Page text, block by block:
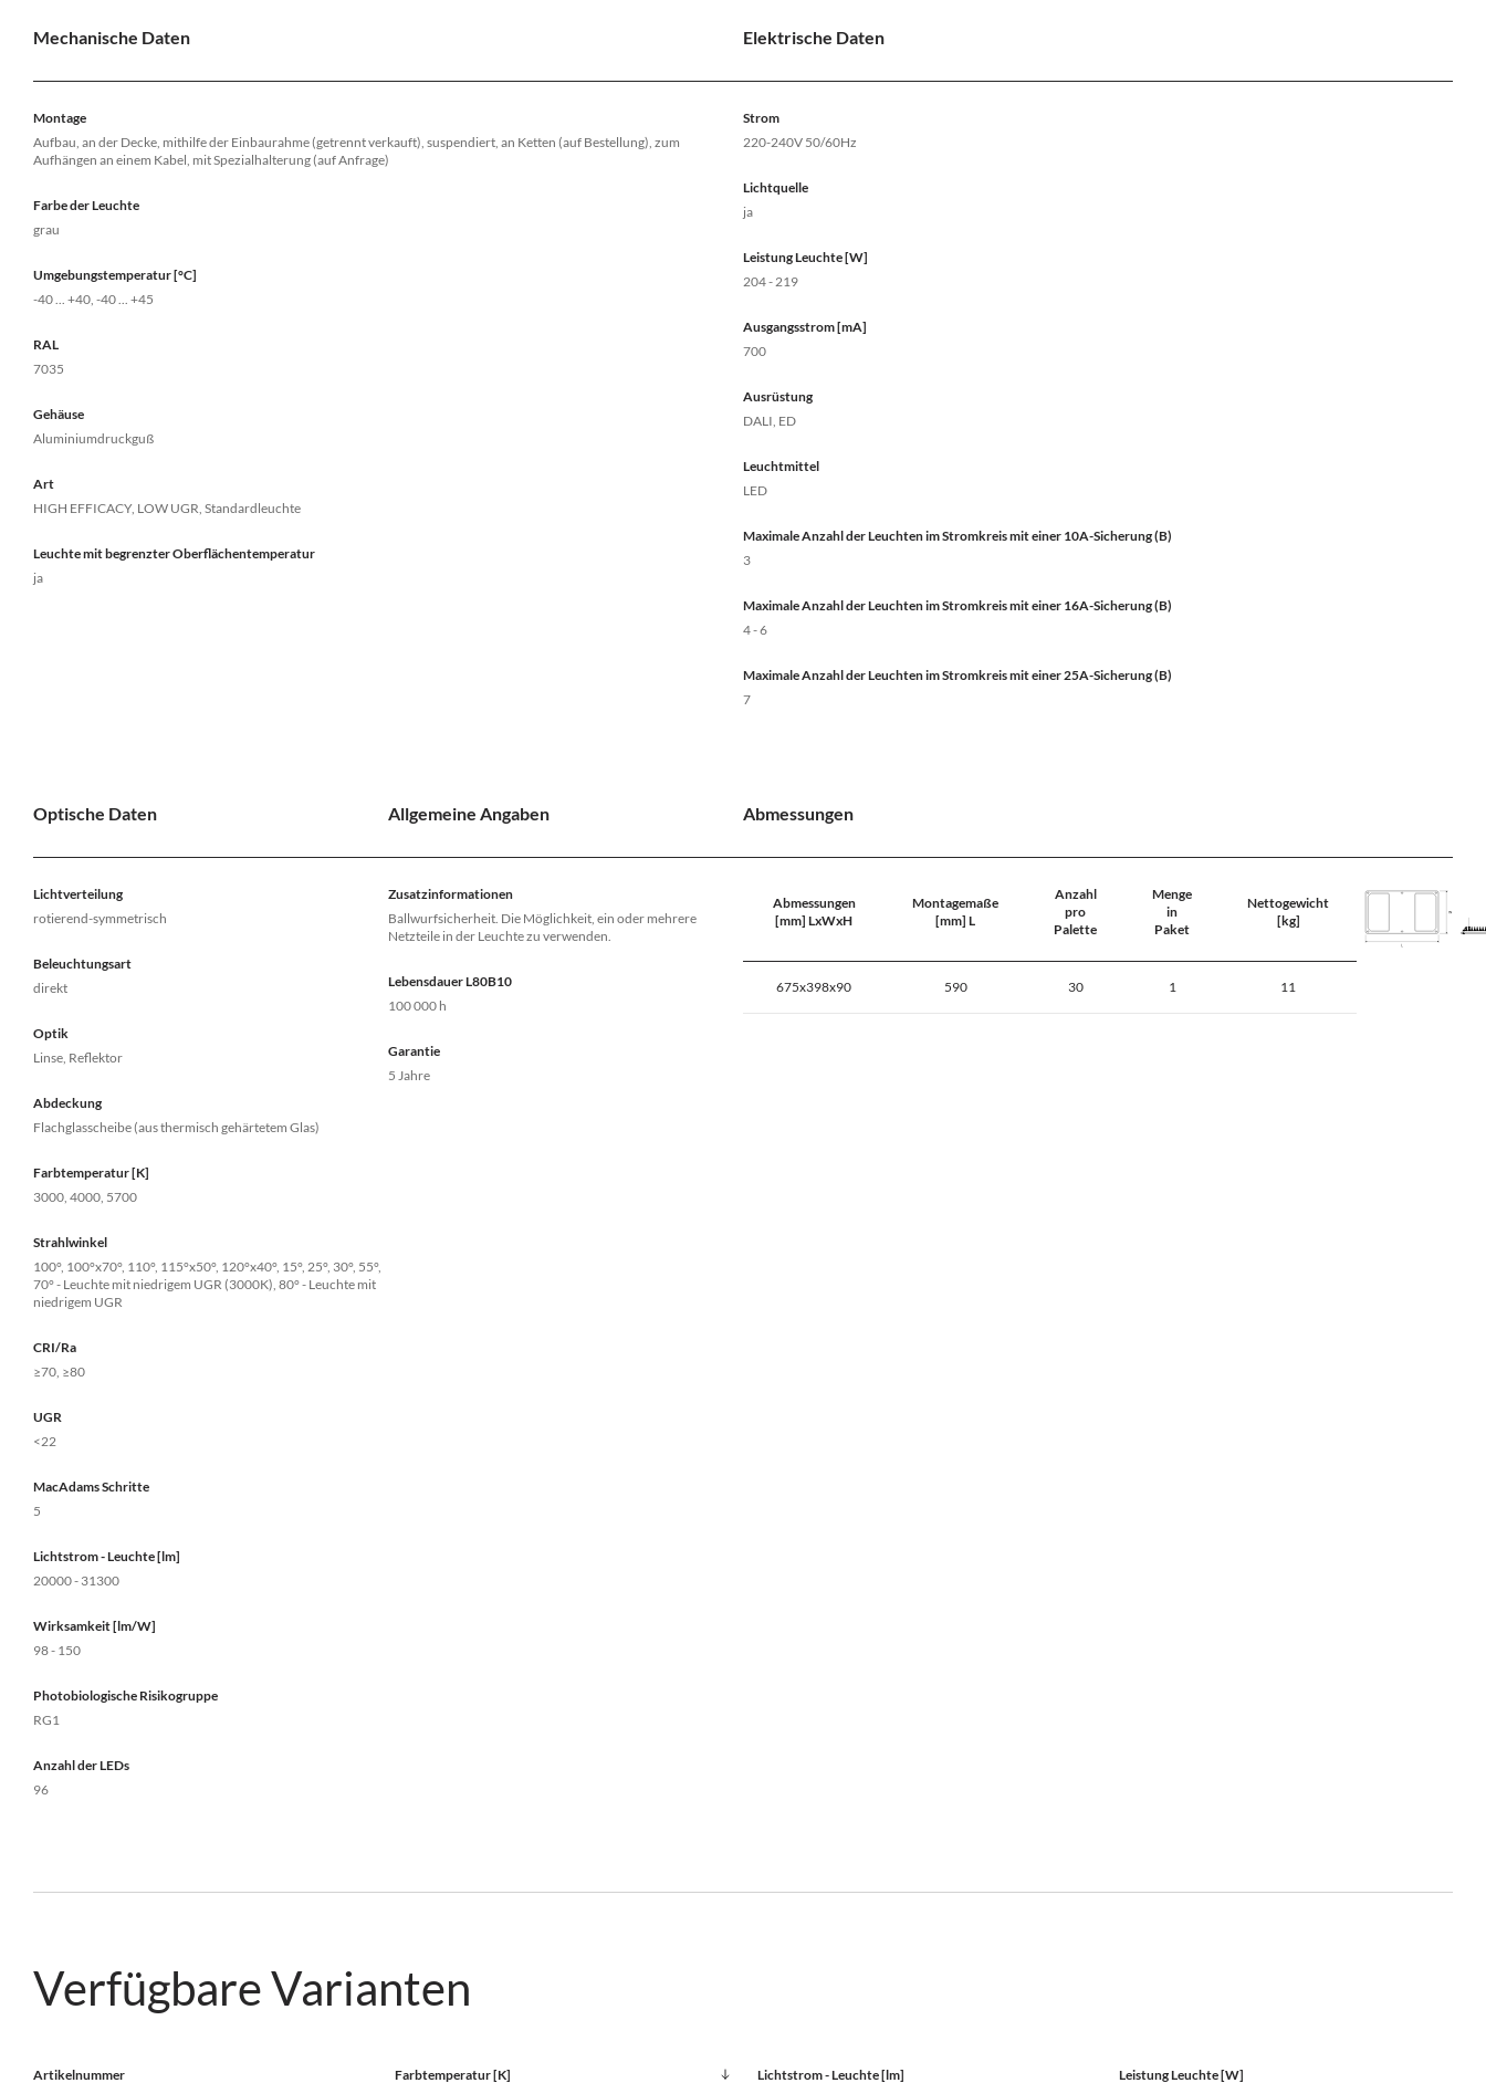
Mechanische Daten
Montage
Aufbau, an der Decke, mithilfe der Einbaurahme (getrennt verkauft), suspendiert, an Ketten (auf Bestellung), zum
Aufhängen an einem Kabel, mit Spezialhalterung (auf Anfrage)
Farbe der Leuchte
grau
Umgebungstemperatur [°C]
-40 ... +40, -40 ... +45
RAL
7035
Gehäuse
Aluminiumdruckguß
Art
HIGH EFFICACY, LOW UGR, Standardleuchte
Leuchte mit begrenzter Oberflächentemperatur
ja
Elektrische Daten
Strom
220-240V 50/60Hz
Lichtquelle
ja
Leistung Leuchte [W]
204 - 219
Ausgangsstrom [mA]
700
Ausrüstung
DALI, ED
Leuchtmittel
LED
Maximale Anzahl der Leuchten im Stromkreis mit einer 10A-Sicherung (B)
3
Maximale Anzahl der Leuchten im Stromkreis mit einer 16A-Sicherung (B)
4 - 6
Maximale Anzahl der Leuchten im Stromkreis mit einer 25A-Sicherung (B)
7
Optische Daten
Lichtverteilung
rotierend-symmetrisch
Beleuchtungsart
direkt
Optik
Linse, Reflektor
Abdeckung
Flachglasscheibe (aus thermisch gehärtetem Glas)
Farbtemperatur [K]
3000, 4000, 5700
Strahlwinkel
100°, 100°x70°, 110°, 115°x50°, 120°x40°, 15°, 25°, 30°, 55°,
70° - Leuchte mit niedrigem UGR (3000K), 80° - Leuchte mit
niedrigem UGR
CRI/Ra
≥70, ≥80
UGR
<22
MacAdams Schritte
5
Lichtstrom - Leuchte [lm]
20000 - 31300
Wirksamkeit [lm/W]
98 - 150
Photobiologische Risikogruppe
RG1
Anzahl der LEDs
96
Allgemeine Angaben
Zusatzinformationen
Ballwurfsicherheit. Die Möglichkeit, ein oder mehrere
Netzteile in der Leuchte zu verwenden.
Lebensdauer L80B10
100 000 h
Garantie
5 Jahre
Abmessungen
Abmessungen
[mm] LxWxH
Montagemaße
[mm] L
Anzahl
pro
Palette
Menge
in
Paket
Nettogewicht
[kg]
675x398x90 590 30 1 11
Verfügbare Varianten
Artikelnummer Farbtemperatur [K] Lichtstrom - Leuchte [lm] Leistung Leuchte [W]